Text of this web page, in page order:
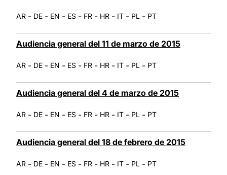
AR - DE - EN - ES - FR - HR - IT - PL - PT
Audiencia general del 11 de marzo de 2015
AR - DE - EN - ES - FR - HR - IT - PL - PT
Audiencia general del 4 de marzo de 2015
AR - DE - EN - ES - FR - HR - IT - PL - PT
Audiencia general del 18 de febrero de 2015
AR - DE - EN - ES - FR - HR - IT - PL - PT